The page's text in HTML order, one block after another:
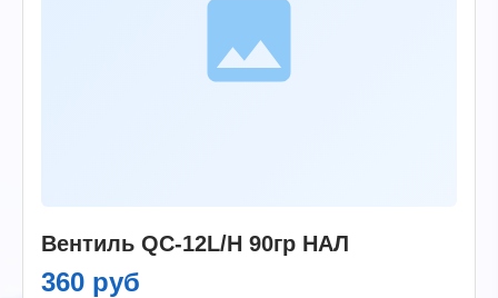
Вентиль QC-12L/H 90гр НАЛ
360 руб